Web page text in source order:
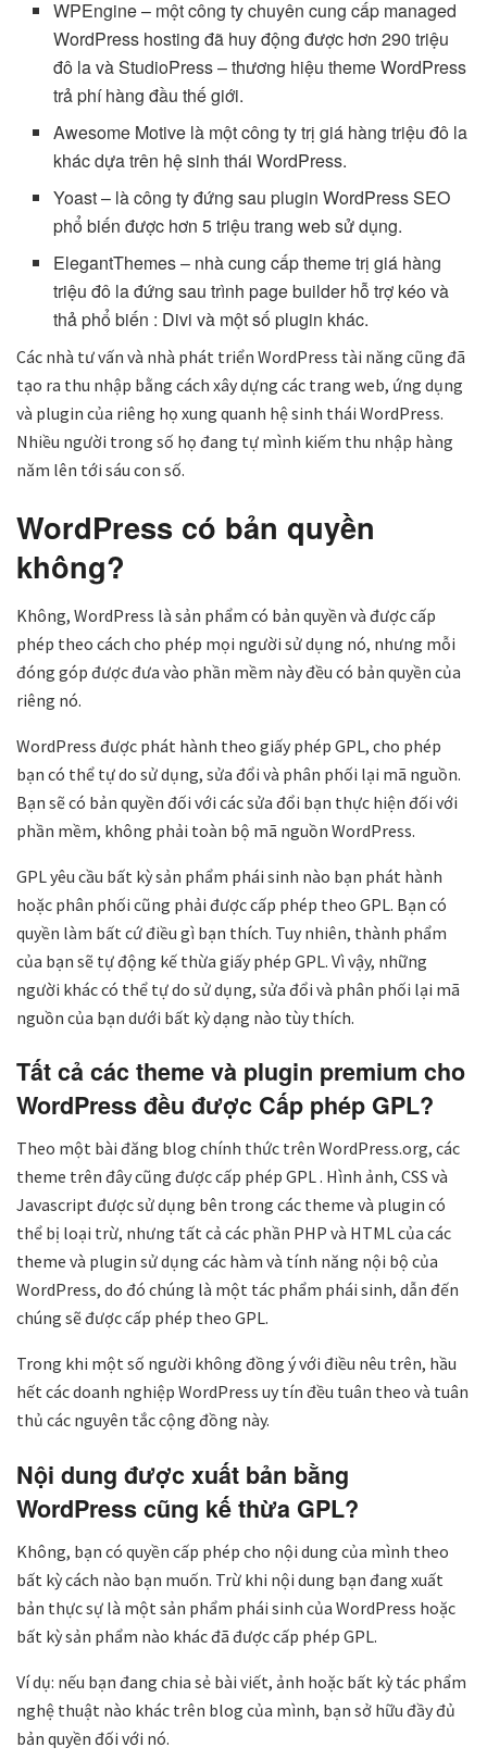
WPEngine – một công ty chuyên cung cấp managed
WordPress hosting đã huy động được hơn 290 triệu
đô la và StudioPress – thương hiệu theme WordPress
trả phí hàng đầu thế giới.
Awesome Motive là một công ty trị giá hàng triệu đô la
khác dựa trên hệ sinh thái WordPress.
Yoast – là công ty đứng sau plugin WordPress SEO
phổ biến được hơn 5 triệu trang web sử dụng.
ElegantThemes – nhà cung cấp theme trị giá hàng
triệu đô la đứng sau trình page builder hỗ trợ kéo và
thả phổ biến : Divi và một số plugin khác.
Các nhà tư vấn và nhà phát triển WordPress tài năng cũng đã
tạo ra thu nhập bằng cách xây dựng các trang web, ứng dụng
và plugin của riêng họ xung quanh hệ sinh thái WordPress.
Nhiều người trong số họ đang tự mình kiếm thu nhập hàng
năm lên tới sáu con số.
WordPress có bản quyền
không?
Không, WordPress là sản phẩm có bản quyền và được cấp
phép theo cách cho phép mọi người sử dụng nó, nhưng mỗi
đóng góp được đưa vào phần mềm này đều có bản quyền của
riêng nó.
WordPress được phát hành theo giấy phép GPL, cho phép
bạn có thể tự do sử dụng, sửa đổi và phân phối lại mã nguồn.
Bạn sẽ có bản quyền đối với các sửa đổi bạn thực hiện đối với
phần mềm, không phải toàn bộ mã nguồn WordPress.
GPL yêu cầu bất kỳ sản phẩm phái sinh nào bạn phát hành
hoặc phân phối cũng phải được cấp phép theo GPL. Bạn có
quyền làm bất cứ điều gì bạn thích. Tuy nhiên, thành phẩm
của bạn sẽ tự động kế thừa giấy phép GPL. Vì vậy, những
người khác có thể tự do sử dụng, sửa đổi và phân phối lại mã
nguồn của bạn dưới bất kỳ dạng nào tùy thích.
Tất cả các theme và plugin premium cho
WordPress đều được Cấp phép GPL?
Theo một bài đăng blog chính thức trên WordPress.org, các
theme trên đây cũng được cấp phép GPL . Hình ảnh, CSS và
Javascript được sử dụng bên trong các theme và plugin có
thể bị loại trừ, nhưng tất cả các phần PHP và HTML của các
theme và plugin sử dụng các hàm và tính năng nội bộ của
WordPress, do đó chúng là một tác phẩm phái sinh, dẫn đến
chúng sẽ được cấp phép theo GPL.
Trong khi một số người không đồng ý với điều nêu trên, hầu
hết các doanh nghiệp WordPress uy tín đều tuân theo và tuân
thủ các nguyên tắc cộng đồng này.
Nội dung được xuất bản bằng
WordPress cũng kế thừa GPL?
Không, bạn có quyền cấp phép cho nội dung của mình theo
bất kỳ cách nào bạn muốn. Trừ khi nội dung bạn đang xuất
bản thực sự là một sản phẩm phái sinh của WordPress hoặc
bất kỳ sản phẩm nào khác đã được cấp phép GPL.
Ví dụ: nếu bạn đang chia sẻ bài viết, ảnh hoặc bất kỳ tác phẩm
nghệ thuật nào khác trên blog của mình, bạn sở hữu đầy đủ
bản quyền đối với nó.